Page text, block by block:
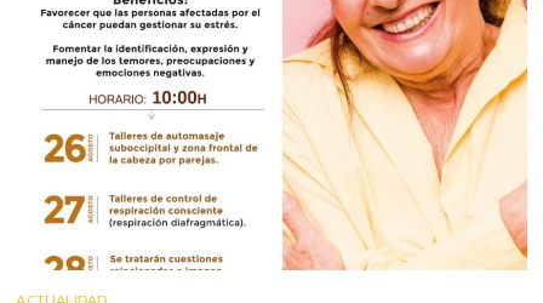
Movimiento
Consciente
y
Fortalecimiento
Corporal
Taller
a
mantener
aumentar